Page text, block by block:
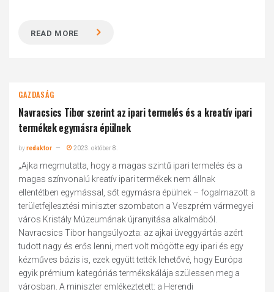
READ MORE
GAZDASÁG
Navracsics Tibor szerint az ipari termelés és a kreatív ipari
termékek egymásra épülnek
byredaktor 2023. október 8.
„Ajka megmutatta, hogy a magas szintű ipari termelés és a
magas színvonalú kreatív ipari termékek nem állnak
ellentétben egymással, sőt egymásra épülnek – fogalmazott a
területfejlesztési miniszter szombaton a Veszprém vármegyei
város Kristály Múzeumának újranyitása alkalmából.
Navracsics Tibor hangsúlyozta: az ajkai üveggyártás azért
tudott nagy és erős lenni, mert volt mögötte egy ipari és egy
kézműves bázis is, ezek együtt tették lehetővé, hogy Európa
egyik prémium kategóriás termékskálája szülessen meg a
városban. A miniszter emlékeztetett: a Herendi